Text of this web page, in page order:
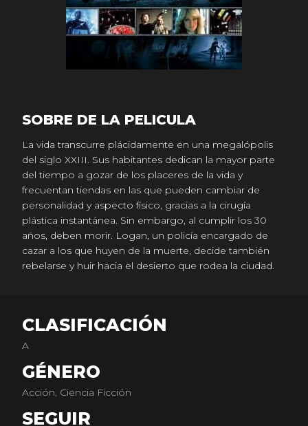
SOBRE DE LA PELICULA
La vida transcurre plácidamente en una megalópolis
del siglo XXIII. Sus habitantes dedican la mayor parte
del tiempo a gozar de los placeres de la vida y
frecuentan tiendas en las que pueden cambiar de
personalidad y aspecto físico, gracias a la cirugía
plástica instantánea. Sin embargo, al cumplir los 30
años, deben morir. Logan, un policía encargado de
cazar a los que huyen de la muerte, decide también
rebelarse y huir hacia el desierto que rodea la ciudad.
CLASIFICACIÓN
A
GÉNERO
Acción, Ciencia Ficción
SEGUIR